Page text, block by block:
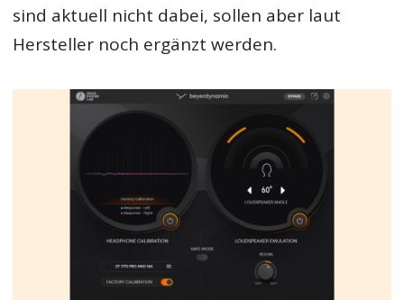
sind aktuell nicht dabei, sollen aber laut
Hersteller noch ergänzt werden.